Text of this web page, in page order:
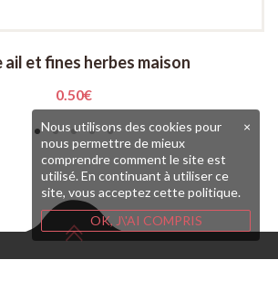
ail et fines herbes maison
0.50€
×
Nous utilisons des cookies pour
nous permettre de mieux
comprendre comment le site est
utilisé. En continuant à utiliser ce
site, vous acceptez cette politique.
OK, J\'AI COMPRIS